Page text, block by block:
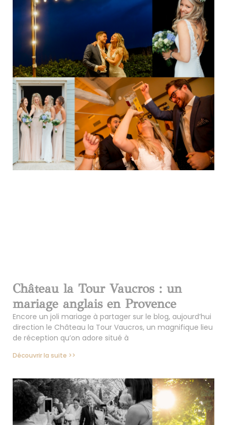
Château la Tour Vaucros : un
mariage anglais en Provence
Encore un joli mariage à partager sur le blog, aujourd’hui
direction le Château la Tour Vaucros, un magnifique lieu
de réception qu’on adore situé à
Découvrir la suite >>